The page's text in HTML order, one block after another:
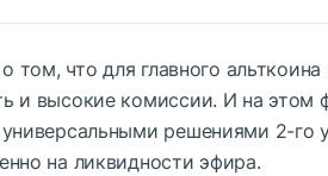
том, что для главного
и высокие комиссии. И на этом
решениями 2-го
на ликвидности эфира.